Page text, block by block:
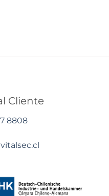
Cliente
8808